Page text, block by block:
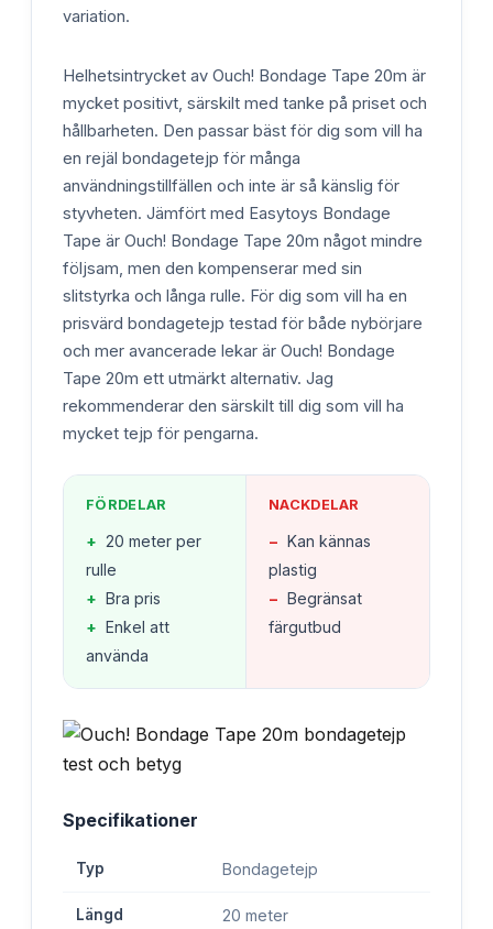
variation.
Helhetsintrycket av Ouch! Bondage Tape 20m är
mycket positivt, särskilt med tanke på priset och
hållbarheten. Den passar bäst för dig som vill ha
en rejäl bondagetejp för många
användningstillfällen och inte är så känslig för
styvheten. Jämfört med Easytoys Bondage
Tape är Ouch! Bondage Tape 20m något mindre
följsam, men den kompenserar med sin
slitstyrka och långa rulle. För dig som vill ha en
prisvärd bondagetejp testad för både nybörjare
och mer avancerade lekar är Ouch! Bondage
Tape 20m ett utmärkt alternativ. Jag
rekommenderar den särskilt till dig som vill ha
mycket tejp för pengarna.
FÖRDELAR
+ 20 meter per
rulle
+ Bra pris
+ Enkel att
använda
NACKDELAR
− Kan kännas
plastig
− Begränsat
färgutbud
Specifikationer
Typ Bondagetejp
Längd 20 meter